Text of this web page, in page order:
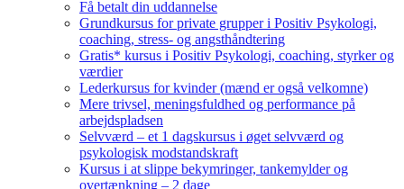
Få betalt din uddannelse
Grundkursus for private grupper i Positiv Psykologi,
coaching, stress- og angsthåndtering
Gratis* kursus i Positiv Psykologi, coaching, styrker og
værdier
Lederkursus for kvinder (mænd er også velkomne)
Mere trivsel, meningsfuldhed og performance på
arbejdspladsen
Selvværd – et 1 dagskursus i øget selvværd og
psykologisk modstandskraft
Kursus i at slippe bekymringer, tankemylder og
overtænkning – 2 dage